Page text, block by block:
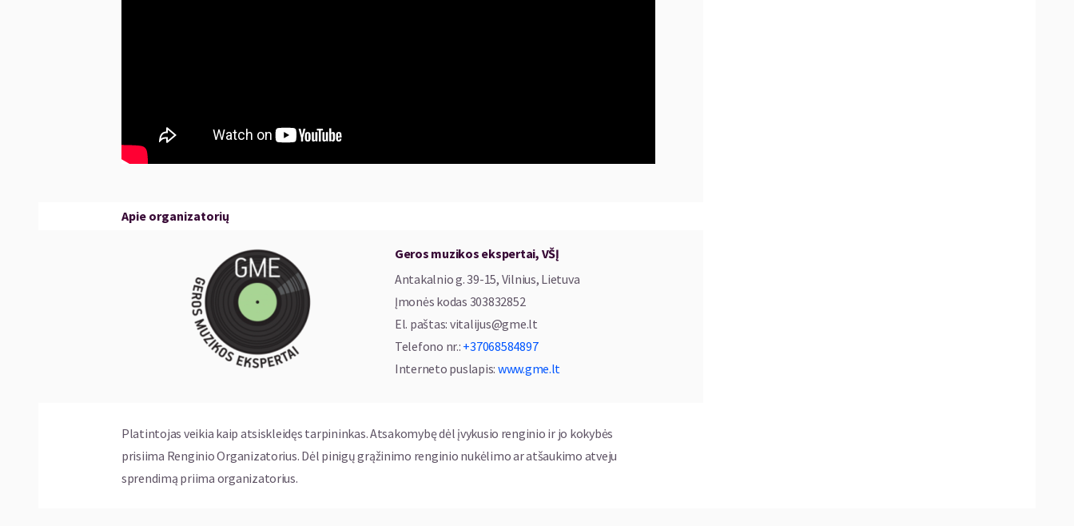
Apie organizatorių
Geros muzikos ekspertai, VŠĮ
Antakalnio g. 39-15, Vilnius, Lietuva
Įmonės kodas 303832852
El. paštas: vitalijus@gme.lt
Telefono nr.: +37068584897
Interneto puslapis: www.gme.lt
Platintojas veikia kaip atsiskleidęs tarpininkas. Atsakomybę dėl įvykusio renginio ir jo kokybės
prisiima Renginio Organizatorius. Dėl pinigų grąžinimo renginio nukėlimo ar atšaukimo atveju
sprendimą priima organizatorius.